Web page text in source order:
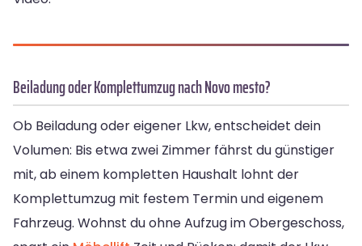
Beiladung oder Komplettumzug nach Novo mesto?
Ob Beiladung oder eigener Lkw, entscheidet dein
Volumen: Bis etwa zwei Zimmer fährst du günstiger
mit, ab einem kompletten Haushalt lohnt der
Komplettumzug mit festem Termin und eigenem
Fahrzeug. Wohnst du ohne Aufzug im Obergeschoss,